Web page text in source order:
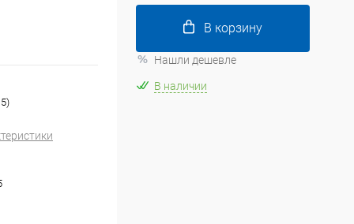
В корзину
Нашли дешевле
В наличии